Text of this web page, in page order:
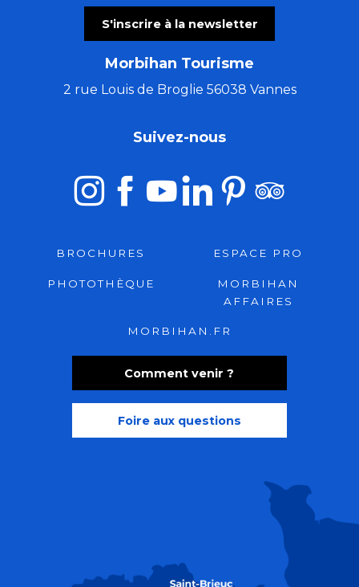
S'inscrire à la newsletter
Morbihan Tourisme
2 rue Louis de Broglie 56038 Vannes
Comment venir ?
Foire aux questions
Suivez-nous
BROCHURES ESPACE PRO
PHOTOTHÈQUE
MORBIHAN
AFFAIRES
MORBIHAN.FR